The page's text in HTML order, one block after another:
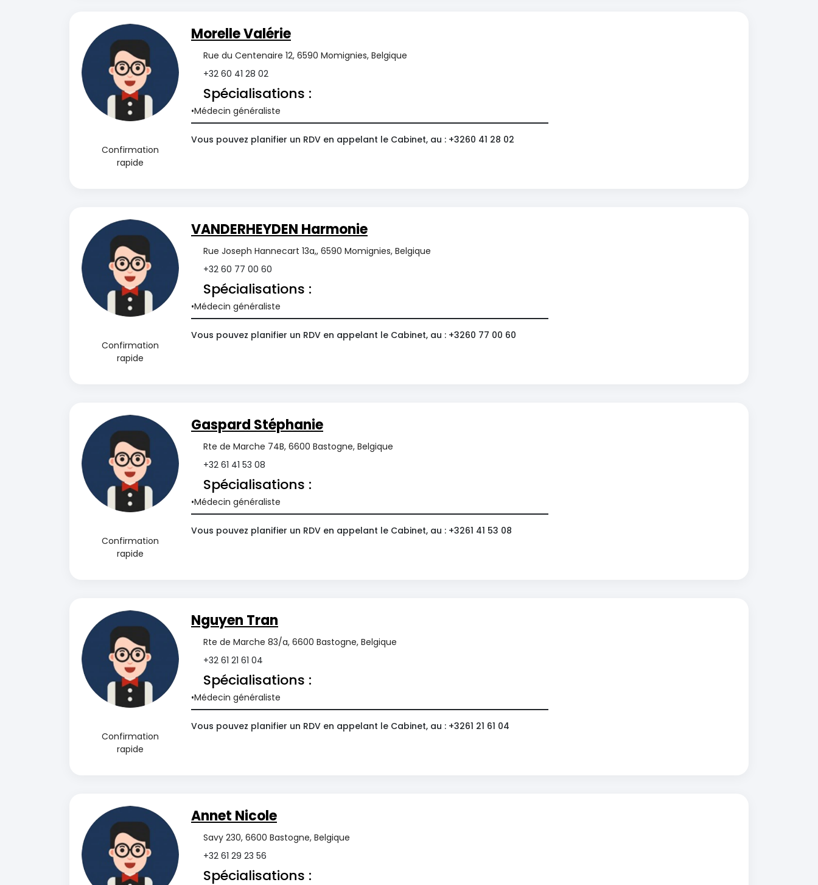
Confirmation
rapide
Morelle Valérie
Rue du Centenaire 12, 6590 Momignies, Belgique
+32 60 41 28 02
Spécialisations :
Médecin généraliste
Vous pouvez planifier un RDV en appelant le Cabinet, au : +3260 41 28 02
Confirmation
rapide
VANDERHEYDEN Harmonie
Rue Joseph Hannecart 13a,, 6590 Momignies, Belgique
+32 60 77 00 60
Spécialisations :
Médecin généraliste
Vous pouvez planifier un RDV en appelant le Cabinet, au : +3260 77 00 60
Confirmation
rapide
Gaspard Stéphanie
Rte de Marche 74B, 6600 Bastogne, Belgique
+32 61 41 53 08
Spécialisations :
Médecin généraliste
Vous pouvez planifier un RDV en appelant le Cabinet, au : +3261 41 53 08
Confirmation
rapide
Nguyen Tran
Rte de Marche 83/a, 6600 Bastogne, Belgique
+32 61 21 61 04
Spécialisations :
Médecin généraliste
Vous pouvez planifier un RDV en appelant le Cabinet, au : +3261 21 61 04
Annet Nicole
Savy 230, 6600 Bastogne, Belgique
+32 61 29 23 56
Spécialisations :